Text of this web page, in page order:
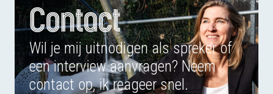
Contact
Wil je mij uitnodigen als spreker of
een interview aanvragen? Neem
contact op, ik reageer snel.